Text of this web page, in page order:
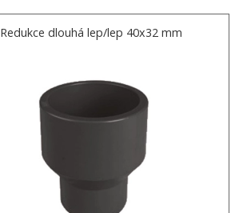
Redukce dlouhá lep/lep 40x32 mm